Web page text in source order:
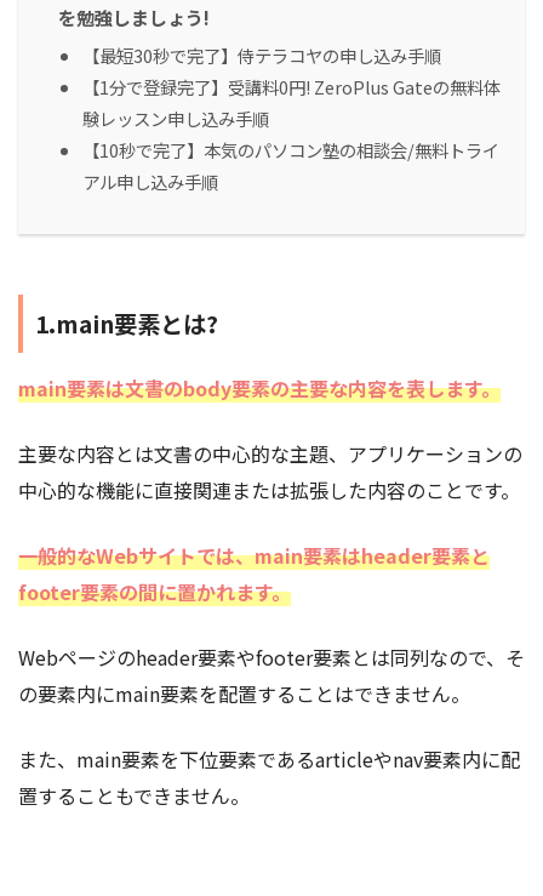
を勉強しましょう!
【最短30秒で完了】侍テラコヤの申し込み手順
【1分で登録完了】受講料0円! ZeroPlus Gateの無料体
験レッスン申し込み手順
【10秒で完了】本気のパソコン塾の相談会/無料トライ
アル申し込み手順
1.main要素とは?
main要素は文書のbody要素の主要な内容を表します。
主要な内容とは文書の中心的な主題、アプリケーションの
中心的な機能に直接関連または拡張した内容のことです。
一般的なWebサイトでは、main要素はheader要素と
footer要素の間に置かれます。
Webページのheader要素やfooter要素とは同列なので、そ
の要素内にmain要素を配置することはできません。
また、main要素を下位要素であるarticleやnav要素内に配
置することもできません。